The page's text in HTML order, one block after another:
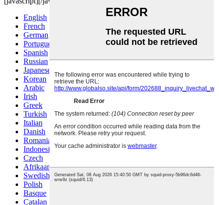
English
French
German
Portuguese
Spanish
Russian
Japanese
Korean
Arabic
Irish
Greek
Turkish
Italian
Danish
Romanian
Indonesian
Czech
Afrikaans
Swedish
Polish
Basque
Catalan